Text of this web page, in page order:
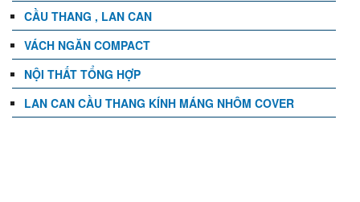
CẦU THANG , LAN CAN
VÁCH NGĂN COMPACT
NỘI THẤT TỔNG HỢP
LAN CAN CẦU THANG KÍNH MÁNG NHÔM COVER